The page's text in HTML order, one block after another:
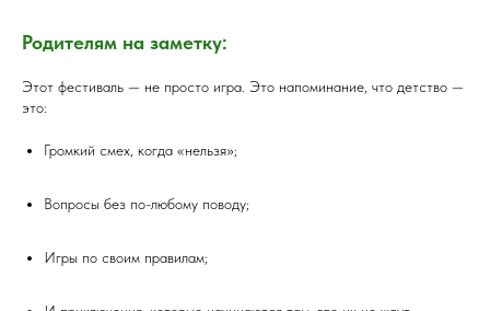
Родителям на заметку:
Этот фестиваль — не просто игра. Это напоминание, что детство —
это:
Громкий смех, когда «нельзя»;
Вопросы без по-любому поводу;
Игры по своим правилам;